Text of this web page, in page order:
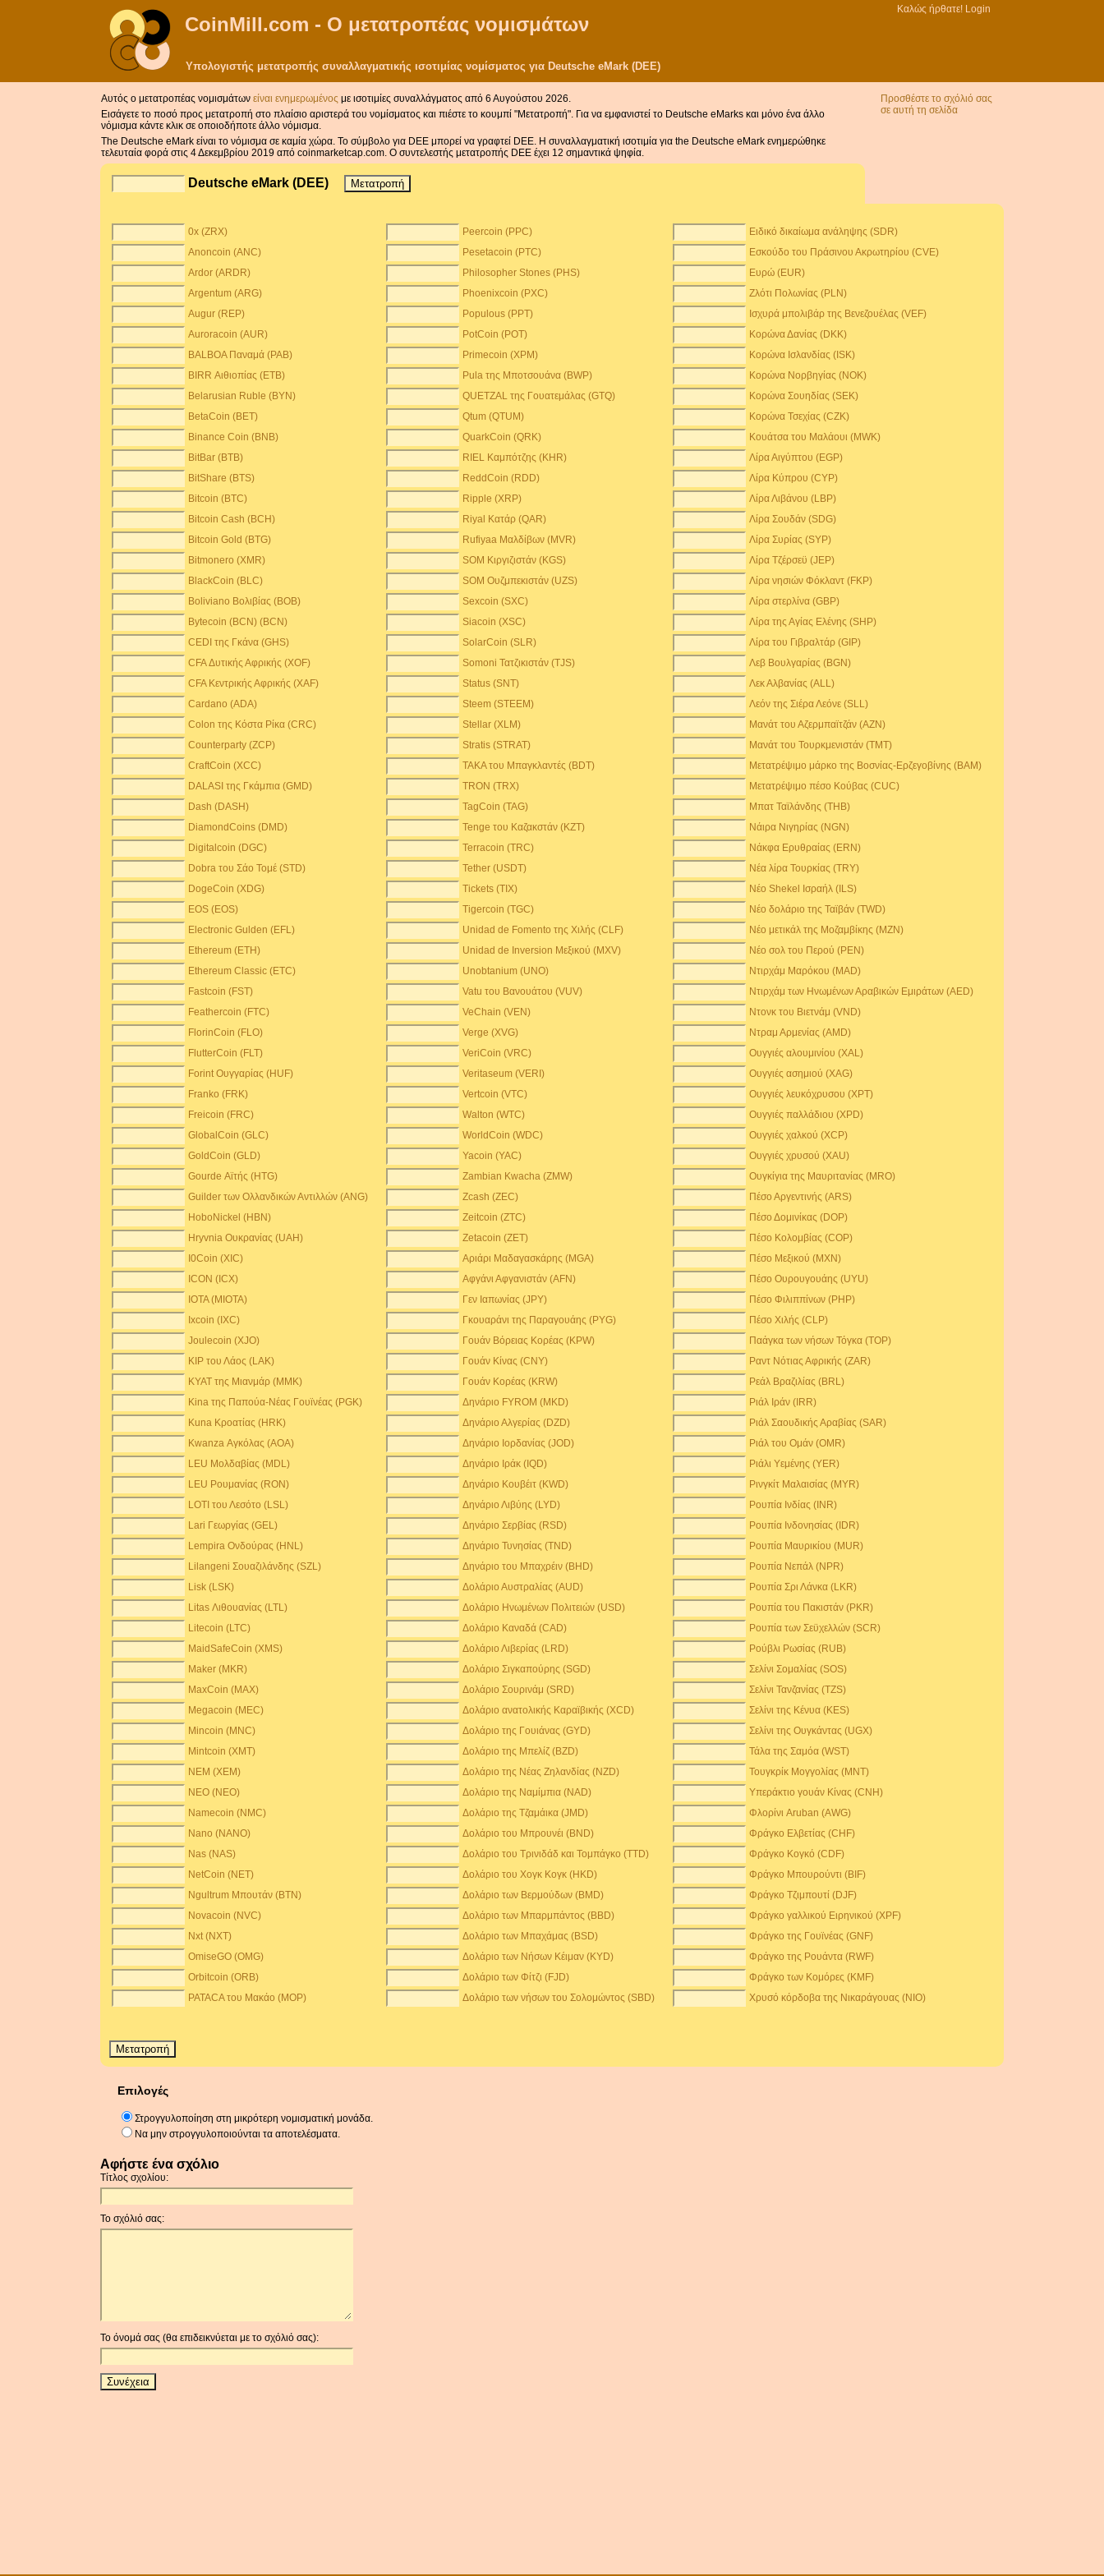
CoinMill.com - Ο μετατροπέας νομισμάτων
Καλώς ήρθατε! Login
Υπολογιστής μετατροπής συναλλαγματικής ισοτιμίας νομίσματος για Deutsche eMark (DEE)
Αυτός ο μετατροπέας νομισμάτων είναι ενημερωμένος με ισοτιμίες συναλλάγματος από 6 Αυγούστου 2026.
Εισάγετε το ποσό προς μετατροπή στο πλαίσιο αριστερά του νομίσματος και πιέστε το κουμπί "Μετατροπή". Για να εμφανιστεί το Deutsche eMarks και μόνο ένα άλλο
νόμισμα κάντε κλικ σε οποιοδήποτε άλλο νόμισμα.
The Deutsche eMark είναι το νόμισμα σε καμία χώρα. Το σύμβολο για DEE μπορεί να γραφτεί DEE. Η συναλλαγματική ισοτιμία για the Deutsche eMark ενημερώθηκε
τελευταία φορά στις 4 Δεκεμβρίου 2019 από coinmarketcap.com. Ο συντελεστής μετατροπής DEE έχει 12 σημαντικά ψηφία.
Προσθέστε το σχόλιό σας
σε αυτή τη σελίδα
Deutsche eMark (DEE)
0x (ZRX) Peercoin (PPC)
Ειδικό δικαίωμα ανάληψης (SDR)
Anoncoin (ANC)
Pesetacoin (PTC)
Εσκούδο του Πράσινου Ακρωτηρίου (CVE)
Ardor (ARDR)
Philosopher Stones (PHS)
Ευρώ (EUR)
Argentum (ARG)
Phoenixcoin (PXC)
Ζλότι Πολωνίας (PLN)
Augur (REP)
Populous (PPT)
Ισχυρά μπολιβάρ της Βενεζουέλας (VEF)
Auroracoin (AUR)
PotCoin (POT)
Κορώνα Δανίας (DKK)
BALBOA Παναμά (PAB)
Primecoin (XPM)
Κορώνα Ισλανδίας (ISK)
BIRR Αιθιοπίας (ETB)
Pula της Μποτσουάνα (BWP)
Κορώνα Νορβηγίας (NOK)
Belarusian Ruble (BYN)
QUETZAL της Γουατεμάλας (GTQ)
Κορώνα Σουηδίας (SEK)
BetaCoin (BET)
Qtum (QTUM)
Κορώνα Τσεχίας (CZK)
Binance Coin (BNB)
QuarkCoin (QRK)
Κουάτσα του Μαλάουι (MWK)
BitBar (BTB)
RIEL Καμπότζης (KHR)
Λίρα Αιγύπτου (EGP)
BitShare (BTS)
ReddCoin (RDD)
Λίρα Κύπρου (CYP)
Bitcoin (BTC)
Ripple (XRP)
Λίρα Λιβάνου (LBP)
Bitcoin Cash (BCH)
Riyal Κατάρ (QAR)
Λίρα Σουδάν (SDG)
Bitcoin Gold (BTG)
Rufiyaa Μαλδίβων (MVR)
Λίρα Συρίας (SYP)
Bitmonero (XMR)
SOM Κιργιζιστάν (KGS)
Λίρα Τζέρσεϋ (JEP)
BlackCoin (BLC)
SOM Ουζμπεκιστάν (UZS)
Λίρα νησιών Φόκλαντ (FKP)
Boliviano Βολιβίας (BOB)
Sexcoin (SXC)
Λίρα στερλίνα (GBP)
Bytecoin (BCN) (BCN)
Siacoin (XSC)
Λίρα της Αγίας Ελένης (SHP)
CEDI της Γκάνα (GHS)
SolarCoin (SLR)
Λίρα του Γιβραλτάρ (GIP)
CFA Δυτικής Αφρικής (XOF)
Somoni Τατζικιστάν (TJS)
Λεβ Βουλγαρίας (BGN)
CFA Κεντρικής Αφρικής (XAF)
Status (SNT)
Λεκ Αλβανίας (ALL)
Cardano (ADA)
Steem (STEEM)
Λεόν της Σιέρα Λεόνε (SLL)
Colon της Κόστα Ρίκα (CRC)
Stellar (XLM)
Μανάτ του Αζερμπαϊτζάν (AZN)
Counterparty (ZCP)
Stratis (STRAT)
Μανάτ του Τουρκμενιστάν (TMT)
CraftCoin (XCC)
TAKA του Μπαγκλαντές (BDT)
Μετατρέψιμο μάρκο της Βοσνίας-Ερζεγοβίνης (BAM)
DALASI της Γκάμπια (GMD)
TRON (TRX)
Μετατρέψιμο πέσο Κούβας (CUC)
Dash (DASH)
TagCoin (TAG)
Μπατ Ταϊλάνδης (THB)
DiamondCoins (DMD)
Tenge του Καζακστάν (KZT)
Νάιρα Νιγηρίας (NGN)
Digitalcoin (DGC)
Terracoin (TRC)
Νάκφα Ερυθραίας (ERN)
Dobra του Σάο Τομέ (STD)
Tether (USDT)
Νέα λίρα Τουρκίας (TRY)
DogeCoin (XDG)
Tickets (TIX)
Νέο Shekel Ισραήλ (ILS)
EOS (EOS)
Tigercoin (TGC)
Νέο δολάριο της Ταϊβάν (TWD)
Electronic Gulden (EFL)
Unidad de Fomento της Χιλής (CLF)
Νέο μετικάλ της Μοζαμβίκης (MZN)
Ethereum (ETH)
Unidad de Inversion Μεξικού (MXV)
Νέο σολ του Περού (PEN)
Ethereum Classic (ETC)
Unobtanium (UNO)
Ντιρχάμ Μαρόκου (MAD)
Fastcoin (FST)
Vatu του Βανουάτου (VUV)
Ντιρχάμ των Ηνωμένων Αραβικών Εμιράτων (AED)
Feathercoin (FTC)
VeChain (VEN)
Ντονκ του Βιετνάμ (VND)
FlorinCoin (FLO)
Verge (XVG)
Ντραμ Αρμενίας (AMD)
FlutterCoin (FLT)
VeriCoin (VRC)
Ουγγιές αλουμινίου (XAL)
Forint Ουγγαρίας (HUF)
Veritaseum (VERI)
Ουγγιές ασημιού (XAG)
Franko (FRK)
Vertcoin (VTC)
Ουγγιές λευκόχρυσου (XPT)
Freicoin (FRC)
Walton (WTC)
Ουγγιές παλλάδιου (XPD)
GlobalCoin (GLC)
WorldCoin (WDC)
Ουγγιές χαλκού (XCP)
GoldCoin (GLD)
Yacoin (YAC)
Ουγγιές χρυσού (XAU)
Gourde Αϊτής (HTG)
Zambian Kwacha (ZMW)
Ουγκίγια της Μαυριτανίας (MRO)
Guilder των Ολλανδικών Αντιλλών (ANG)
Zcash (ZEC)
Πέσο Αργεντινής (ARS)
HoboNickel (HBN)
Zeitcoin (ZTC)
Πέσο Δομινίκας (DOP)
Hryvnia Ουκρανίας (UAH)
Zetacoin (ZET)
Πέσο Κολομβίας (COP)
I0Coin (XIC)
Αριάρι Μαδαγασκάρης (MGA)
Πέσο Μεξικού (MXN)
ICON (ICX)
Αφγάνι Αφγανιστάν (AFN)
Πέσο Ουρουγουάης (UYU)
IOTA (MIOTA)
Γεν Ιαπωνίας (JPY)
Πέσο Φιλιππίνων (PHP)
Ixcoin (IXC)
Γκουαράνι της Παραγουάης (PYG)
Πέσο Χιλής (CLP)
Joulecoin (XJO)
Γουάν Βόρειας Κορέας (KPW)
Παάγκα των νήσων Τόγκα (TOP)
KIP του Λάος (LAK)
Γουάν Κίνας (CNY)
Ραντ Νότιας Αφρικής (ZAR)
KYAT της Μιανμάρ (MMK)
Γουάν Κορέας (KRW)
Ρεάλ Βραζιλίας (BRL)
Kina της Παπούα-Νέας Γουϊνέας (PGK)
Δηνάριο FYROM (MKD)
Ριάλ Ιράν (IRR)
Kuna Κροατίας (HRK)
Δηνάριο Αλγερίας (DZD)
Ριάλ Σαουδικής Αραβίας (SAR)
Kwanza Αγκόλας (AOA)
Δηνάριο Ιορδανίας (JOD)
Ριάλ του Ομάν (OMR)
LEU Μολδαβίας (MDL)
Δηνάριο Ιράκ (IQD)
Ριάλι Υεμένης (YER)
LEU Ρουμανίας (RON)
Δηνάριο Κουβέιτ (KWD)
Ρινγκίτ Μαλαισίας (MYR)
LOTI του Λεσότο (LSL)
Δηνάριο Λιβύης (LYD)
Ρουπία Ινδίας (INR)
Lari Γεωργίας (GEL)
Δηνάριο Σερβίας (RSD)
Ρουπία Ινδονησίας (IDR)
Lempira Ονδούρας (HNL)
Δηνάριο Τυνησίας (TND)
Ρουπία Μαυρικίου (MUR)
Lilangeni Σουαζιλάνδης (SZL)
Δηνάριο του Μπαχρέιν (BHD)
Ρουπία Νεπάλ (NPR)
Lisk (LSK)
Δολάριο Αυστραλίας (AUD)
Ρουπία Σρι Λάνκα (LKR)
Litas Λιθουανίας (LTL)
Δολάριο Ηνωμένων Πολιτειών (USD)
Ρουπία του Πακιστάν (PKR)
Litecoin (LTC)
Δολάριο Καναδά (CAD)
Ρουπία των Σεϋχελλών (SCR)
MaidSafeCoin (XMS)
Δολάριο Λιβερίας (LRD)
Ρούβλι Ρωσίας (RUB)
Maker (MKR)
Δολάριο Σιγκαπούρης (SGD)
Σελίνι Σομαλίας (SOS)
MaxCoin (MAX)
Δολάριο Σουρινάμ (SRD)
Σελίνι Τανζανίας (TZS)
Megacoin (MEC)
Δολάριο ανατολικής Καραϊβικής (XCD)
Σελίνι της Κένυα (KES)
Mincoin (MNC)
Δολάριο της Γουιάνας (GYD)
Σελίνι της Ουγκάντας (UGX)
Mintcoin (XMT)
Δολάριο της Μπελίζ (BZD)
Τάλα της Σαμόα (WST)
NEM (XEM)
Δολάριο της Νέας Ζηλανδίας (NZD)
Τουγκρίκ Μογγολίας (MNT)
NEO (NEO)
Δολάριο της Ναμίμπια (NAD)
Υπεράκτιο γουάν Κίνας (CNH)
Namecoin (NMC)
Δολάριο της Τζαμάικα (JMD)
Φλορίνι Aruban (AWG)
Nano (NANO)
Δολάριο του Μπρουνέι (BND)
Φράγκο Ελβετίας (CHF)
Nas (NAS)
Δολάριο του Τρινιδάδ και Τομπάγκο (TTD)
Φράγκο Κογκό (CDF)
NetCoin (NET)
Δολάριο του Χογκ Κογκ (HKD)
Φράγκο Μπουρούντι (BIF)
Ngultrum Μπουτάν (BTN)
Δολάριο των Βερμούδων (BMD)
Φράγκο Τζιμπουτί (DJF)
Novacoin (NVC)
Δολάριο των Μπαρμπάντος (BBD)
Φράγκο γαλλικού Ειρηνικού (XPF)
Nxt (NXT)
Δολάριο των Μπαχάμας (BSD)
Φράγκο της Γουϊνέας (GNF)
OmiseGO (OMG)
Δολάριο των Νήσων Κέιμαν (KYD)
Φράγκο της Ρουάντα (RWF)
Orbitcoin (ORB)
Δολάριο των Φίτζι (FJD)
Φράγκο των Κομόρες (KMF)
PATACA του Μακάο (MOP)
Δολάριο των νήσων του Σολομώντος (SBD) Χρυσό κόρδοβα της Νικαράγουας (NIO)
Επιλογές
Στρογγυλοποίηση στη μικρότερη νομισματική μονάδα.
Να μην στρογγυλοποιούνται τα αποτελέσματα.
Αφήστε ένα σχόλιο
Τίτλος σχολίου:
Το σχόλιό σας:
Το όνομά σας (θα επιδεικνύεται με το σχόλιό σας):